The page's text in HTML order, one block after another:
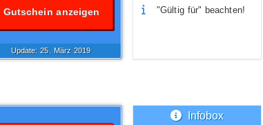
Gutschein anzeigen
Update: 25. März 2019
"Gültig für" beachten!
Infobox